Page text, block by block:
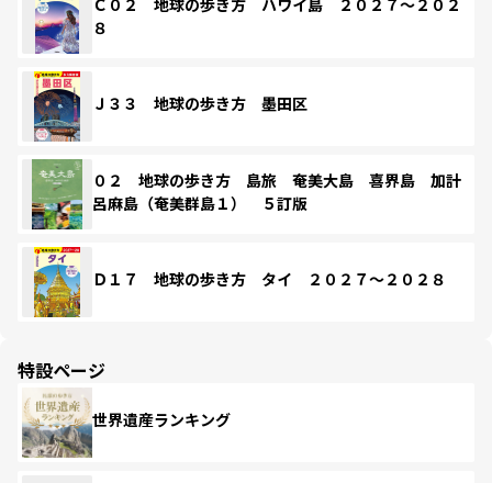
８
Ｊ３３ 地球の歩き方 墨田区
０２ 地球の歩き方 島旅 奄美大島 喜界島 加計
呂麻島（奄美群島１） ５訂版
Ｄ１７ 地球の歩き方 タイ ２０２７～２０２８
特設ページ
世界遺産ランキング